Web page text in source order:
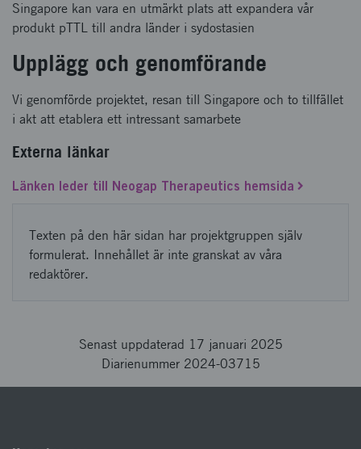
Singapore kan vara en utmärkt plats att expandera vår
produkt pTTL till andra länder i sydostasien
Upplägg och genomförande
Vi genomförde projektet, resan till Singapore och to tillfället
i akt att etablera ett intressant samarbete
Externa länkar
Länken leder till Neogap Therapeutics hemsida
Texten på den här sidan har projektgruppen själv
formulerat. Innehållet är inte granskat av våra
redaktörer.
Senast uppdaterad 17 januari 2025
Diarienummer 2024-03715